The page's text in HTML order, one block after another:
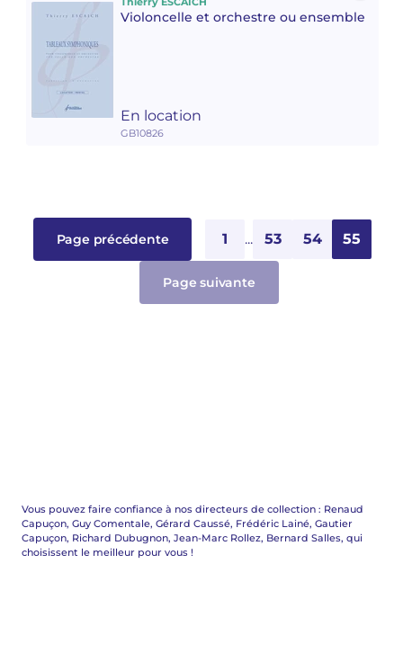
Violoncelle et orchestre ou ensemble
En location
GB10826
Page précédente 1 ... 53 54 55
Page suivante
Vous pouvez faire confiance à nos directeurs de collection : Renaud
Capuçon, Guy Comentale, Gérard Caussé, Frédéric Lainé, Gautier
Capuçon, Richard Dubugnon, Jean-Marc Rollez, Bernard Salles, qui
choisissent le meilleur pour vous !